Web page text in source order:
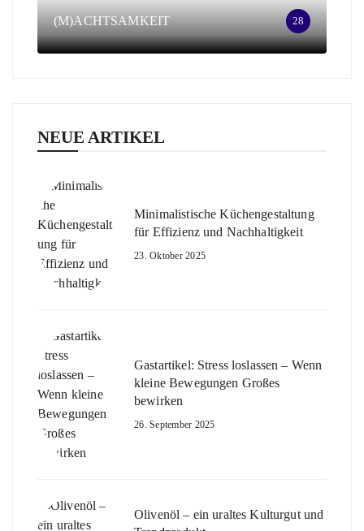
(M)ACHTSAMKEIT 28
NEUE ARTIKEL
Minimalistische Küchengestaltung
für Effizienz und Nachhaltigkeit
23. Oktober 2025
Gastartikel: Stress loslassen – Wenn
kleine Bewegungen Großes
bewirken
26. September 2025
Olivenöl – ein uraltes Kulturgut und